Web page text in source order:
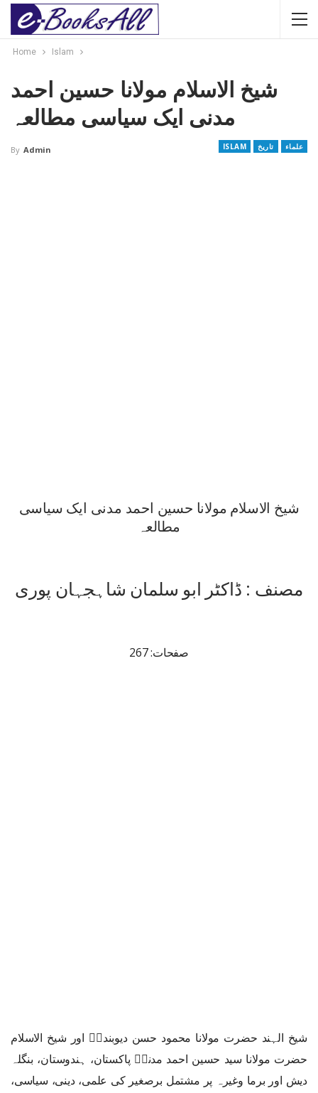
Home Islam
شیخ الاسلام مولانا حسین احمد
مدنی ایک سیاسی مطالعہ
ISLAM تاریخ علماء By Admin
شیخ الاسلام مولانا حسین احمد مدنی ایک سیاسی
مطالعہ
مصنف : ڈاکٹر ابو سلمان شاہجہان پوری
صفحات: 267
شیخ الہند حضرت مولانا محمود حسن دیوبندیؒ اور شیخ الاسلام
حضرت مولانا سید حسین احمد مدنیؒ پاکستان، ہندوستان، بنگلہ
دیش اور برما وغیرہ پر مشتمل برصغیر کی علمی، دینی، سیاسی،